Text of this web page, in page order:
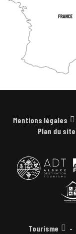
Mentions légales
Plan du site
Tourisme